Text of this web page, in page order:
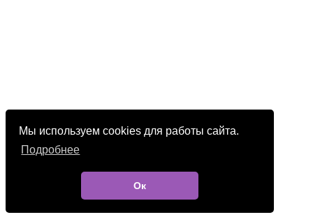
Мы используем cookies для работы сайта.
Подробнее
Ок